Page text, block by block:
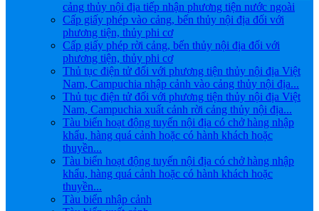
cảng thủy nội địa tiếp nhận phương tiện nước ngoài
Cấp giấy phép vào cảng, bến thủy nội địa đối với
phương tiện, thủy phi cơ
Cấp giấy phép rời cảng, bến thủy nội địa đối với
phương tiện, thủy phi cơ
Thủ tục điện tử đối với phương tiện thủy nội địa Việt
Nam, Campuchia nhập cảnh vào cảng thủy nội địa...
Thủ tục điện tử đối với phương tiện thủy nội địa Việt
Nam, Campuchia xuất cảnh rời cảng thủy nội địa...
Tàu biển hoạt động tuyến nội địa có chở hàng nhập
khẩu, hàng quá cảnh hoặc có hành khách hoặc
thuyền...
Tàu biển hoạt động tuyến nội địa có chở hàng nhập
khẩu, hàng quá cảnh hoặc có hành khách hoặc
thuyền...
Tàu biển nhập cảnh